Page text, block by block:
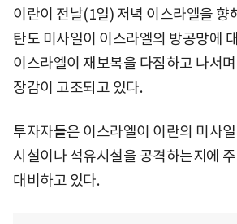
이란이 전날(1일) 저녁 이스라엘을 향
탄도 미사일이 이스라엘의 방공망에
이스라엘이 재보복을 다짐하고 나서
장감이 고조되고 있다.
투자자들은 이스라엘이 이란의 미사
시설이나 석유시설을 공격하는지에
대비하고 있다.